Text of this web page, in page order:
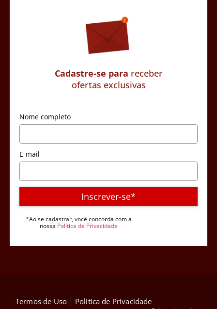
Cadastre-se para receber
ofertas exclusivas
Nome completo
E-mail
Inscrever-se*
*Ao se cadastrar, você concorda com a
nossa Política de Privacidade
Termos de Uso Política de Privacidade